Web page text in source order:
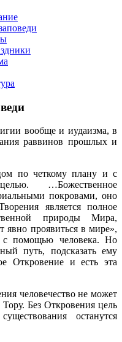
вообще и иудаизма, в
раввинов прошлых и
по четкому плану и с
…Божественное
покровами, оно
является полное
природы Мира,
явно проявиться в мире»,
помощью человека. Но
путь, подсказать ему
Откровение и есть эта
человечество не может
Без Откровения цель
останутся